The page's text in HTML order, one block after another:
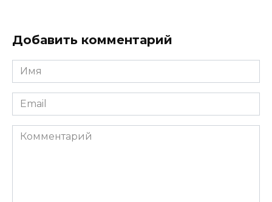
Добавить комментарий
Имя
*
Email
*
Комментарий